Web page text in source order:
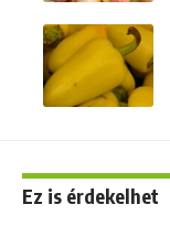
Ez is érdekelhet